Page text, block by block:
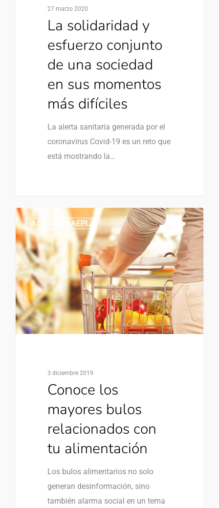
27 marzo 2020
La solidaridad y
esfuerzo conjunto
de una sociedad
en sus momentos
más difíciles
La alerta sanitaria generada por el
coronavirus Covid-19 es un reto que
está mostrando la…
Actualidad AEPLA
3 diciembre 2019
Conoce los
mayores bulos
relacionados con
tu alimentación
Los bulos alimentarios no solo
generan desinformación, sino
también alarma social en un tema
0